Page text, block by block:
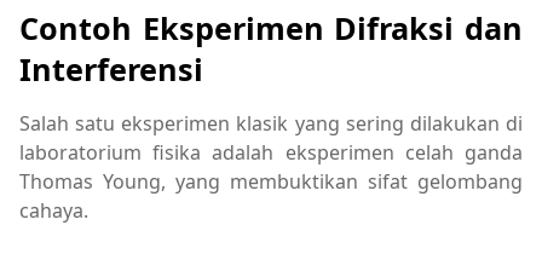
Contoh Eksperimen Difraksi dan
Interferensi
Salah satu eksperimen klasik yang sering dilakukan di
laboratorium fisika adalah eksperimen celah ganda
Thomas Young, yang membuktikan sifat gelombang
cahaya.